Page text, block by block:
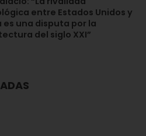
entre Estados Unidos y
es una disputa por la
del siglo XXI”